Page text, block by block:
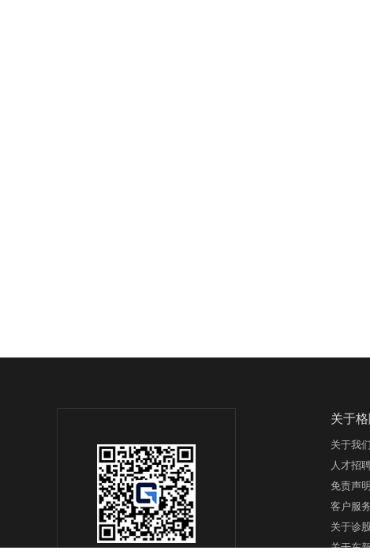
关于
关于我们
人才招
免责声明
客户服务
关于诊
关于东